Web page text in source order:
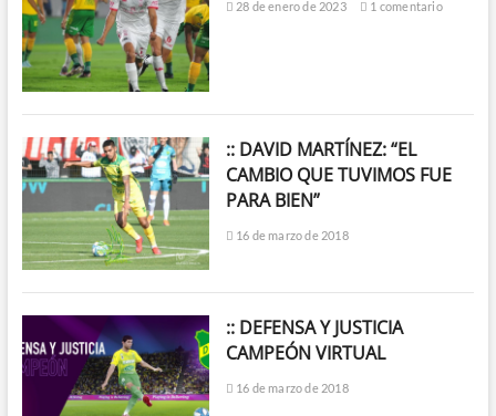
28 de enero de 2023 1 comentario
:: DAVID MARTÍNEZ: “EL
CAMBIO QUE TUVIMOS FUE
PARA BIEN”
16 de marzo de 2018
:: DEFENSA Y JUSTICIA
CAMPEÓN VIRTUAL
16 de marzo de 2018